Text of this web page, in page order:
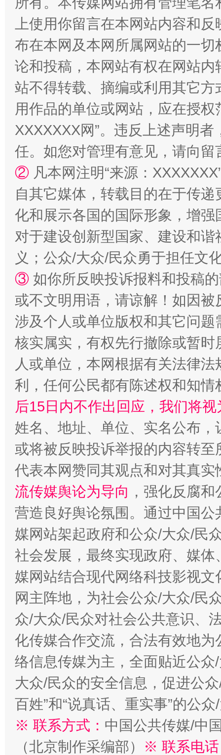
站台名比不上好声名
漫山遍野的桃花与雪山、麦地、白藏房 除
网上购药对药下症？
在谋一域中谋全局
今
上使用你留言在本网站内容和
布在本网及本网所属网站的一
论和投稿，本网站有权在网站
站不得转载、摘编或利用其它
用作品的单位或网站，应在授
XXXXXXX网”。违反上述声明
任。如您对管理有意见，请向
② 凡本网注明“来源：
自其它媒体，转载目的在于传
化和展示各国的国际形象，增
对于建设创新型国家、建设和
义；公众/大众/民众勇于担任文
③ 如你所反映投诉报料和投稿
或不文明用语，请谅解！如因
涉及个人或单位版权和其它问题
核实属实，有权先行撤除或暂
人或单位，本网根据有关法律
利，任何公民都有陈述权和知情
后15日内不作出回应，我们将
姓名、地址、单位、实名公布
或将被反映投诉举报的内容转
代表本网赞同其观点和对其真实
流传媒舆论为导向 ，强化反腐
营造良好舆论氛围。通过中国
媒网站架起政府和公众/大众/民
社会发展，最终实现政府、媒
媒网站结合现代网络科技影视
网主阵地，为社会公众/大众/民
众/大众/民众对社会公共意识、
化传媒合作交流，合法有效地
络信息传媒为主，全面贴近公
大众/民众的安全信息，促进公
百姓”和“说真话、重实事”的公
※ 联系方式： 中国公共传媒/中
（北京制作采编部）
※ 联系电